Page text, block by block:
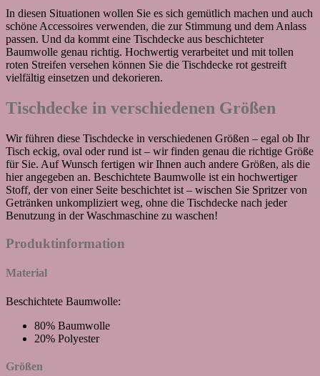
In diesen Situationen wollen Sie es sich gemütlich machen und auch
schöne Accessoires verwenden, die zur Stimmung und dem Anlass
passen. Und da kommt eine Tischdecke aus beschichteter
Baumwolle genau richtig. Hochwertig verarbeitet und mit tollen
roten Streifen versehen können Sie die Tischdecke rot gestreift
vielfältig einsetzen und dekorieren.
Tischdecke in verschiedenen Größen
Wir führen diese Tischdecke in verschiedenen Größen – egal ob Ihr
Tisch eckig, oval oder rund ist – wir finden genau die richtige Größe
für Sie. Auf Wunsch fertigen wir Ihnen auch andere Größen, als die
hier angegeben an. Beschichtete Baumwolle ist ein hochwertiger
Stoff, der von einer Seite beschichtet ist – wischen Sie Spritzer von
Getränken unkompliziert weg, ohne die Tischdecke nach jeder
Benutzung in der Waschmaschine zu waschen!
Produktinformation
Material
Beschichtete Baumwolle:
80% Baumwolle
20% Polyester
Größen